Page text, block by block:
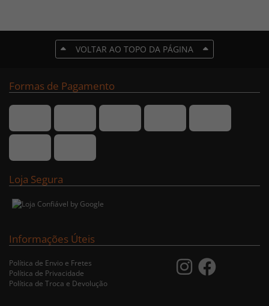
VOLTAR AO TOPO DA PÁGINA
Formas de Pagamento
Loja Segura
Informações Úteis
Política de Envio e Fretes
Política de Privacidade
Política de Troca e Devolução